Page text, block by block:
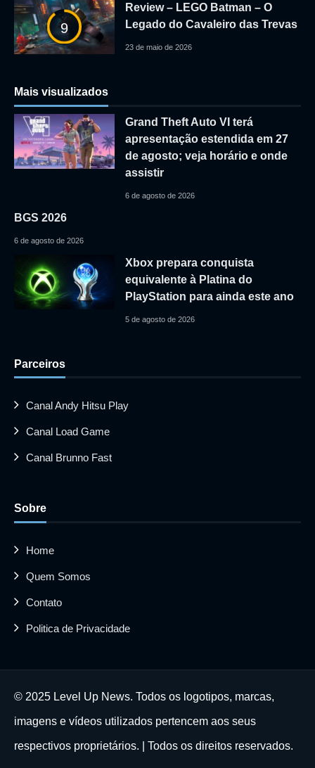
9
Review – LEGO Batman – O
Legado do Cavaleiro das Trevas
23 de maio de 2026
Mais visualizados
Grand Theft Auto VI terá
apresentação estendida em 27
de agosto; veja horário e onde
assistir
6 de agosto de 2026
BGS 2026
6 de agosto de 2026
Xbox prepara conquista
equivalente à Platina do
PlayStation para ainda este ano
5 de agosto de 2026
Parceiros
Canal Andy Hitsu Play
Canal Load Game
Canal Brunno Fast
Sobre
Home
Quem Somos
Contato
Politica de Privacidade
© 2025 Level Up News. Todos os logotipos, marcas,
imagens e vídeos utilizados pertencem aos seus
respectivos proprietários. | Todos os direitos reservados.